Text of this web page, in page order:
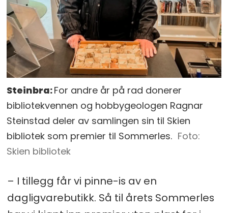
Steinbra:For andre år på rad donerer
bibliotekvennen og hobbygeologen Ragnar
Steinstad deler av samlingen sin til Skien
bibliotek som premier til Sommerles.
Skien bibliotek
– I tillegg får vi pinne-is av en
dagligvarebutikk. Så til årets Sommerles